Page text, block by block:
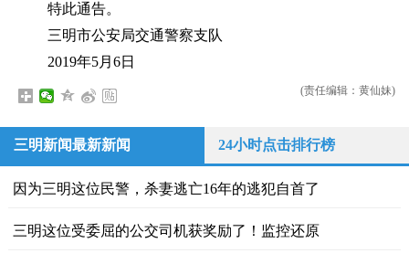
特此通告。
三明市公安局交通警察支队
2019年5月6日
(责任编辑：黄仙妹)
三明新闻最新新闻 24小时点击排行榜
因为三明这位民警，杀妻逃亡16年的逃犯自首了
三明这位受委屈的公交司机获奖励了！监控还原